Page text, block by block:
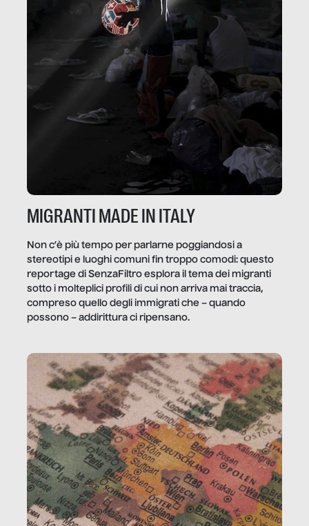
MIGRANTI MADE IN ITALY
Non c’è più tempo per parlarne poggiandosi a
stereotipi e luoghi comuni fin troppo comodi: questo
reportage di SenzaFiltro esplora il tema dei migranti
sotto i molteplici profili di cui non arriva mai traccia,
compreso quello degli immigrati che – quando
possono – addirittura ci ripensano.